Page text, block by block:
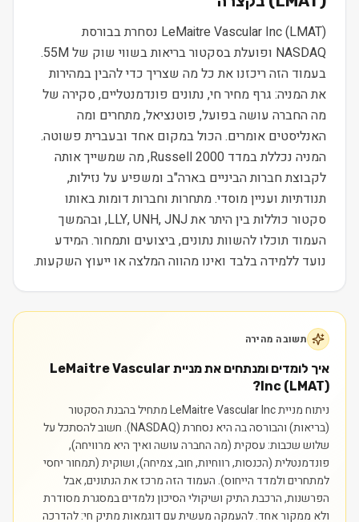
LeMaitre Vascular Inc (LMAT) נסחרת בבורסת
NASDAQ ופועלת בסקטור בריאות בשווי שוק של 55M.
בעמוד הזה ריכזנו את כל מה שצריך כדי להבין במהירות
את המניה: גרף מחיר חי, נתונים פונדמנטליים, סקירה של
מה החברה עושה בפועל, פוטנציאל, מתחרים ומה
האנליסטים אומרים. הכול במקום אחד ובעברית פשוטה.
המניה נכללת במדד Russell 2000, מה שמשייך אותה
לקבוצת חברות הביניים בארה"ב ומשפיע על נזילות,
תנודתיות ועניין מוסדי. מתחרות וחברות דומות באותו
סקטור כוללות בין היתר את LLY, UNH, JNJ, ובהמשך
העמוד תוכלו להשוות נתונים, ביצועים ותמחור. המידע
נועד ללמידה בלבד ואינו מהווה המלצה או ייעוץ השקעות.
תשובה מהירה
איך לומדים ומנתחים את מניית LeMaitre Vascular
Inc (LMAT)?
ניתוח מניית LeMaitre Vascular Inc מתחיל בהבנת הסקטור
(בריאות) והבורסה בה היא נסחרת (NASDAQ). חשוב להסתכל על
שלוש שכבות: עסקית (מה החברה עושה ואיך היא מרוויחה),
פונדמנטלית (הכנסות, רווחיות, חוב, צמיחה), ושוקית (תמחור יחסי
למתחרים ולמדד הייחוס). העמוד הזה מרכז את הנתונים, אבל
הפרשנות, הרכבת התיק ושיקולי הסיכון נלמדים במסגרת מסודרת
ולא ממקור אחד.להעמקה מעשית עם דוגמאות מתיק חי: להדרכה